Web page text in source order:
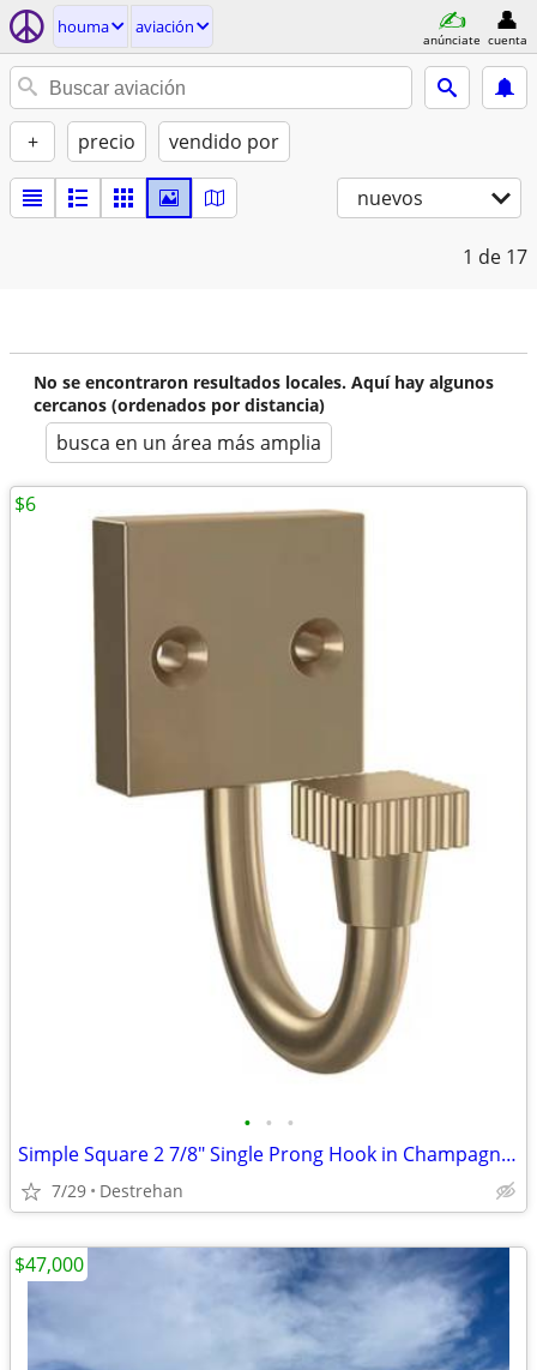
houma aviación
anúnciate cuenta
+ precio vendido por
nuevos
1 de 17
No se encontraron resultados locales. Aquí hay algunos
cercanos (ordenados por distancia)
busca en un área más amplia
• • •
Simple Square 2 7/8" Single Prong Hook in Champagne Bronze
7/29 Destrehan
$6
$47,000